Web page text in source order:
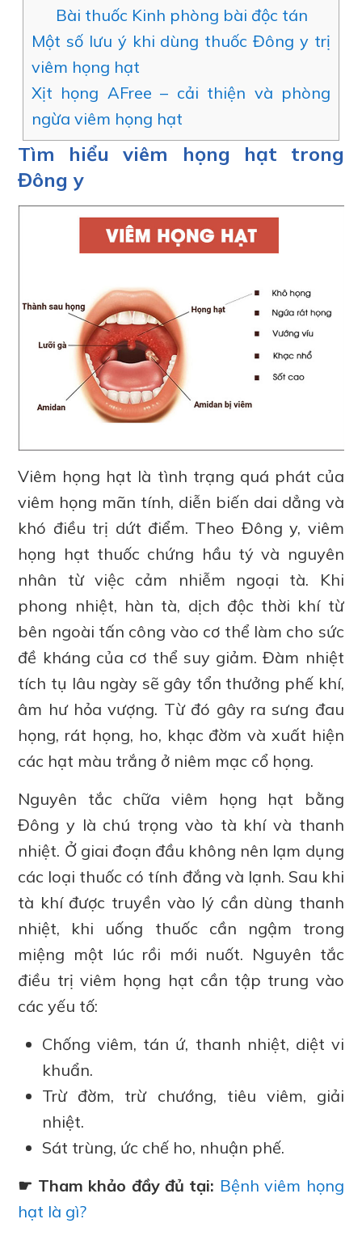
Bài thuốc Kinh phòng bài độc tán
Một số lưu ý khi dùng thuốc Đông y trị
viêm họng hạt
Xịt họng AFree – cải thiện và phòng
ngừa viêm họng hạt
Tìm hiểu viêm họng hạt trong
Đông y
Viêm họng hạt là tình trạng quá phát của
viêm họng mãn tính, diễn biến dai dẳng và
khó điều trị dứt điểm. Theo Đông y, viêm
họng hạt thuốc chứng hầu tý và nguyên
nhân từ việc cảm nhiễm ngoại tà. Khi
phong nhiệt, hàn tà, dịch độc thời khí từ
bên ngoài tấn công vào cơ thể làm cho sức
đề kháng của cơ thể suy giảm. Đàm nhiệt
tích tụ lâu ngày sẽ gây tổn thưởng phế khí,
âm hư hỏa vượng. Từ đó gây ra sưng đau
họng, rát họng, ho, khạc đờm và xuất hiện
các hạt màu trắng ở niêm mạc cổ họng.
Nguyên tắc chữa viêm họng hạt bằng
Đông y là chú trọng vào tà khí và thanh
nhiệt. Ở giai đoạn đầu không nên lạm dụng
các loại thuốc có tính đắng và lạnh. Sau khi
tà khí được truyền vào lý cần dùng thanh
nhiệt, khi uống thuốc cần ngậm trong
miệng một lúc rồi mới nuốt. Nguyên tắc
điều trị viêm họng hạt cần tập trung vào
các yếu tố:
Chống viêm, tán ứ, thanh nhiệt, diệt vi
khuẩn.
Trừ đờm, trừ chướng, tiêu viêm, giải
nhiệt.
Sát trùng, ức chế ho, nhuận phế.
☛ Tham khảo đầy đủ tại: Bệnh viêm họng
hạt là gì?